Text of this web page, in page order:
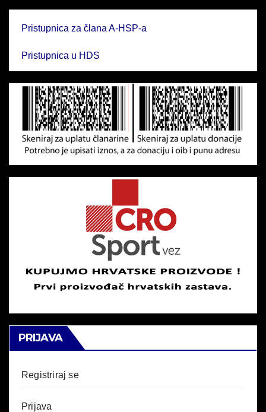
Pristupnica za člana A-HSP-a
Pristupnica u HDS
PRIJAVA
Registriraj se
Prijava